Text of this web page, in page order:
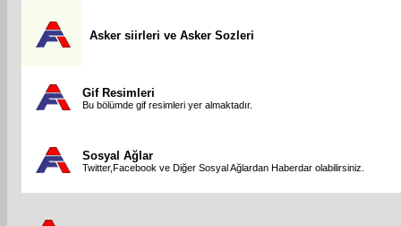
Asker siirleri ve Asker Sozleri
Gif Resimleri
Bu bölümde gif resimleri yer almaktadır.
Sosyal Ağlar
Twitter,Facebook ve Diğer Sosyal Ağlardan Haberdar olabilirsiniz.